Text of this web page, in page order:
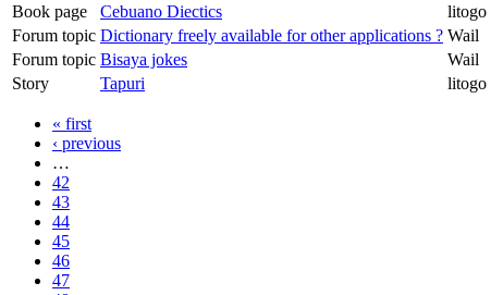
Book page
Cebuano Diectics litogo
Forum topic Dictionary freely available for other applications ? Wail
Forum topic Bisaya jokes Wail
Story
Tapuri litogo
« first
‹ previous
…
42
43
44
45
46
47